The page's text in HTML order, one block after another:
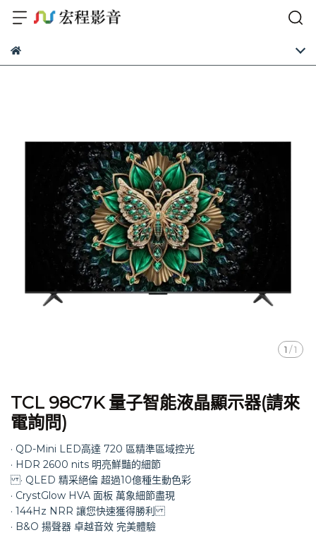
1 /1
TCL 98C7K 量子智能液晶顯示器(請來
電詢問)
· QD-Mini LED高達 720 區精準區域控光
· HDR 2600 nits 明亮鮮豔的細節
· QLED 精采絕倫 超過10億種生動色彩
· CrystGlow HVA 面板 萬象細節盡現
· 144Hz NRR 讓您快速獲得勝利
· B&O 揚聲器 卓越音效 完美體驗